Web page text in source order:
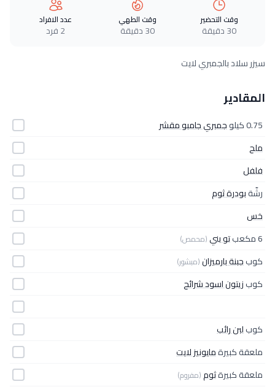
وقت التحضير
30 دقيقة
وقت الطهي
30 دقيقة
عدد الافراد
2 فرد
سيزر سلاد بالجمبري لايت
المقادير
0.75 كيلو
جمبري جامبو مقشر
ملح
فلفل
رشّةبودرة ثوم
خس
6 مكعب
تو بني (محمص)
كوبجبنة بارميزان(مبشور)
كوبزيتون اسود شرائح
كوبلبن رائب
ملعقة كبيرةمايونيز لايت
ملعقة كبيرةثوم(مفروم)